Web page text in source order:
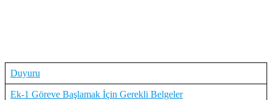
Duyuru
Ek-1 Göreve Başlamak İçin Gerekli Belgeler